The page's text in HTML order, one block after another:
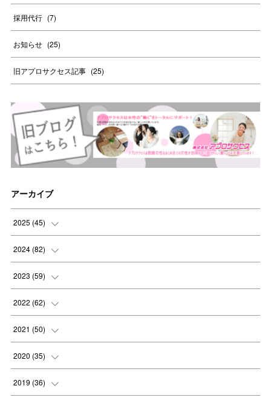
採用代行 (7)
お知らせ (25)
旧アプロサクセス記事 (25)
アーカイブ
2025 (45)
(8
(8
(8
(8
2024 (82)
(9
(8
(8
(8
2023 (59)
(4
(4
(6
(7
2022 (62)
(3
(5
(4
2021 (50)
(7
(6
2020 (35)
(2
2019 (36)